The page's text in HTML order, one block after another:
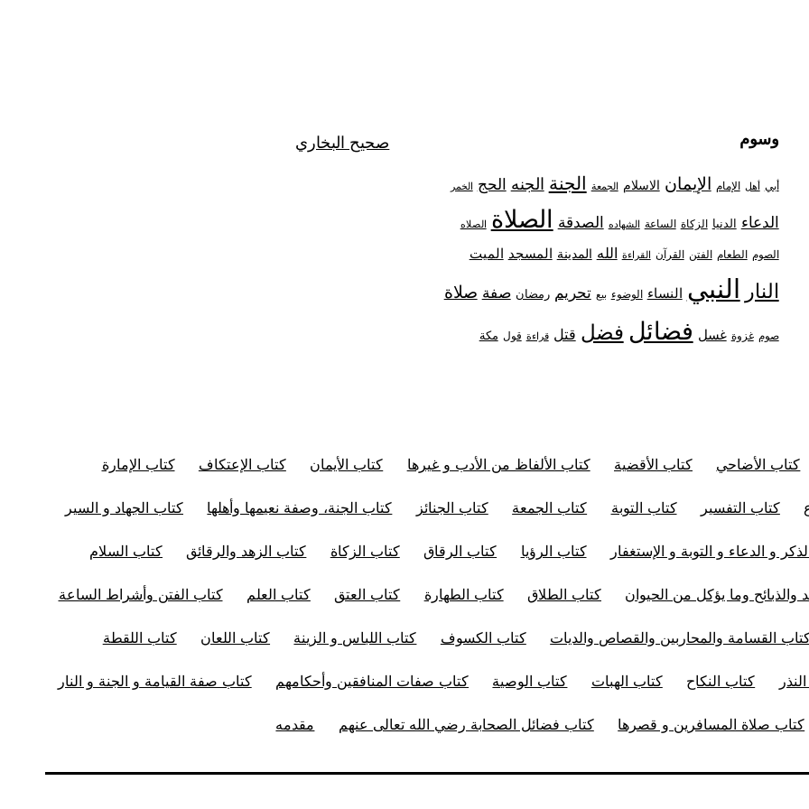
وسوم
أبي أهل الإمام الإيمان الاسلام الجمعة الجنة الجنه الحج الخمر
الدعاء الدنيا الزكاة الساعة الشهاده الصدقة الصلاة الصلاه
الصوم الطعام الفتن القرآن القراءة الله المدينة المسجد الميت
النار النبي النساء الوضوء بيع تحريم رمضان صفة صلاة
صوم غزوة غسل فضائل فضل قتل قراءة قول مكة
صحيح البخاري
كتاب الأضاحي كتاب الأقضية كتاب الألفاظ من الأدب و غيرها كتاب الأيمان كتاب الإعتكاف كتاب الإمارة
كتاب التفسير كتاب التوبة كتاب الجمعة كتاب الجنائز كتاب الجنة، وصفة نعيمها وأهلها كتاب الجهاد و السير
و الدعاء و التوبة و الإستغفار كتاب الرؤيا كتاب الرقاق كتاب الزكاة كتاب الزهد والرقائق كتاب السلام
والذبائح وما يؤكل من الحيوان كتاب الطلاق كتاب الطهارة كتاب العتق كتاب العلم كتاب الفتن وأشراط الساعة
القسامة والمحاربين والقصاص والديات كتاب الكسوف كتاب اللباس و الزينة كتاب اللعان كتاب اللقطة
كتاب النكاح كتاب الهبات كتاب الوصية كتاب صفات المنافقين وأحكامهم كتاب صفة القيامة و الجنة و النار
كتاب صلاة المسافرين و قصرها كتاب فضائل الصحابة رضي الله تعالى عنهم مقدمه